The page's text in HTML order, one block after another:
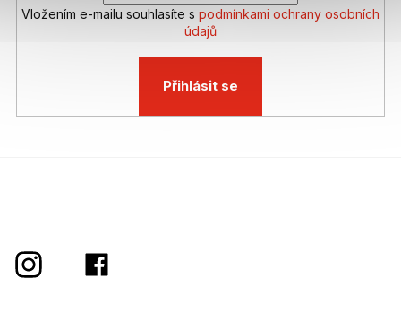
Vložením e-mailu souhlasíte s podmínkami ochrany osobních
údajů
Přihlásit se